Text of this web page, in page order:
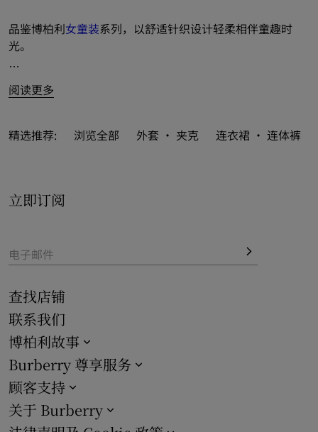
品鉴博柏利女童装系列，以舒适针织设计轻柔相伴童趣时
光。
和马术骑士徽标（EKD）等鲜明品牌标识。
亦涵括 Burberry 经典之作，标志性格纹图案尽展格调典
阅读更多
精选推荐: 浏览全部 外套 · 夹克 连衣裙 · 连体裤
立即订阅
电子邮件
查找店铺
联系我们
博柏利故事
Burberry 尊享服务
顾客支持
关于 Burberry